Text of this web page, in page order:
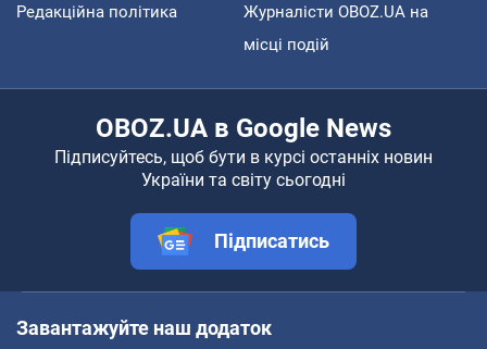
Редакційна політика
Журналісти OBOZ.UA на
місці подій
OBOZ.UA в Google News
Підписуйтесь, щоб бути в курсі останніх новин
України та світу сьогодні
Підписатись
Завантажуйте наш додаток